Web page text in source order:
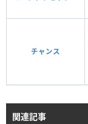
チャンス
関連記事